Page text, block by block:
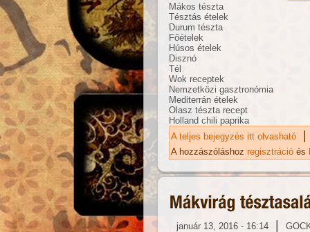
Mákos tészta
Tésztás ételek
Durum tészta
Főételek
Húsos ételek
Disznó
Tél
Wok receptek
Nemzetközi gasztronómia
Mediterrán ételek
Olasz tészta recept
Holland chili paprika
A teljes bejegyzés itt olvasható
|
A hozzászóláshoz regisztráció és
január 13, 2016 - 16:14 |